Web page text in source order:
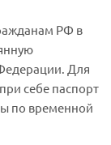
РФ в
Для
себе паспорт
по временной